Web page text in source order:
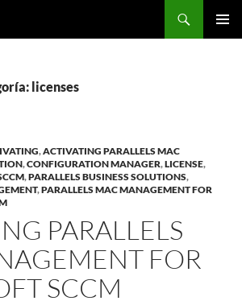
licenses
,ACTIVATING PARALLELS MAC
,CONFIGURATION MANAGER,LICENSE,
,PARALLELS BUSINESS SOLUTIONS,
,PARALLELS MAC MANAGEMENT FOR
PARALLELS
FOR
SCCM